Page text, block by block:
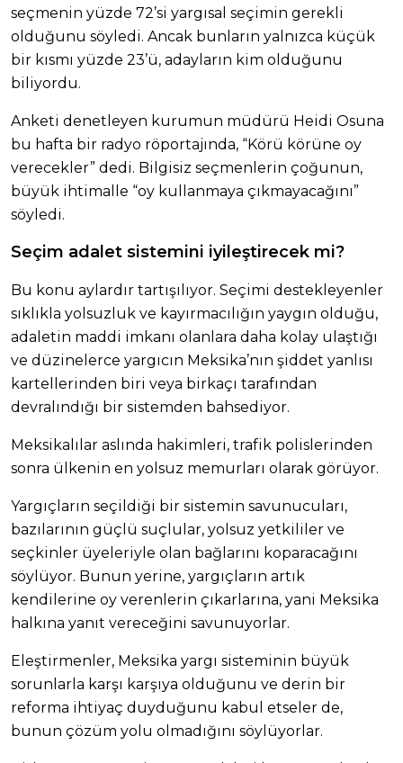
seçmenin yüzde 72’si yargısal seçimin gerekli
olduğunu söyledi. Ancak bunların yalnızca küçük
bir kısmı yüzde 23’ü, adayların kim olduğunu
biliyordu.
Anketi denetleyen kurumun müdürü Heidi Osuna
bu hafta bir radyo röportajında, “Körü körüne oy
verecekler” dedi. Bilgisiz seçmenlerin çoğunun,
büyük ihtimalle “oy kullanmaya çıkmayacağını”
söyledi.
Seçim adalet sistemini iyileştirecek mi?
Bu konu aylardır tartışılıyor. Seçimi destekleyenler
sıklıkla yolsuzluk ve kayırmacılığın yaygın olduğu,
adaletin maddi imkanı olanlara daha kolay ulaştığı
ve düzinelerce yargıcın Meksika’nın şiddet yanlısı
kartellerinden biri veya birkaçı tarafından
devralındığı bir sistemden bahsediyor.
Meksikalılar aslında hakimleri, trafik polislerinden
sonra ülkenin en yolsuz memurları olarak görüyor.
Yargıçların seçildiği bir sistemin savunucuları,
bazılarının güçlü suçlular, yolsuz yetkililer ve
seçkinler üyeleriyle olan bağlarını koparacağını
söylüyor. Bunun yerine, yargıçların artık
kendilerine oy verenlerin çıkarlarına, yani Meksika
halkına yanıt vereceğini savunuyorlar.
Eleştirmenler, Meksika yargı sisteminin büyük
sorunlarla karşı karşıya olduğunu ve derin bir
reforma ihtiyaç duyduğunu kabul etseler de,
bunun çözüm yolu olmadığını söylüyorlar.